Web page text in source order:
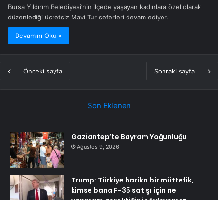
Bursa Yıldırım Belediyesi’nin ilçede yaşayan kadınlara özel olarak
düzenlediği ücretsiz Mavi Tur seferleri devam ediyor.
Devamını Oku »
Önceki sayfa Sonraki sayfa
Son Eklenen
Gaziantep’te Bayram Yoğunluğu
Ağustos 9, 2026
Trump: Türkiye harika bir müttefik,
kimse bana F-35 satışı için ne